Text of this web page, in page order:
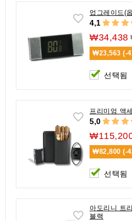
업그레이드(
4,1
₩34,438
₩23,563 (-
선택됨
프리미엄 액
5,0
₩82,800 (-
선택됨
아도리니 트
블랙